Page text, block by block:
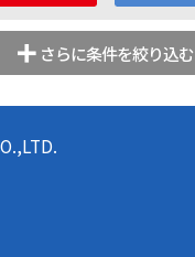
さらに条件を絞り込む